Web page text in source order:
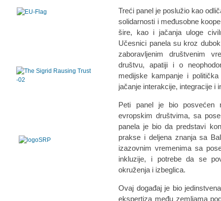
Treći panel je poslužio kao
solidarnosti i međusobne
šire, kao i jačanja uloge
Učesnici panela su kroz
zaboravljenim društvenim
društvu, apatiji i o
medijske kampanje i
jačanje interakcije, integracije i
Peti panel je bio posvećen
evropskim društvima, sa
panela je bio da predstavi
prakse i deljena znanja sa
izazovnim vremenima sa
inkluzije, i potrebe da se
okruženja i izbeglica.
Ovaj događaj je bio
ekspertiza među zemljama